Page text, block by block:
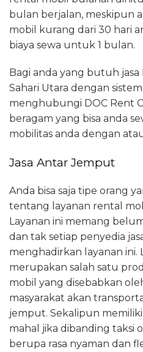
bulan berjalan, meskipun
mobil kurang dari 30 hari
biaya sewa untuk 1 bulan.
Bagi anda yang butuh
Sahari Utara dengan
menghubungi DOC Rent
beragam yang bisa anda
mobilitas anda dengan
Jasa Antar Jemput
Anda bisa saja tipe orang
tentang layanan rental
Layanan ini memang
dan tak setiap penyedia
menghadirkan layanan ini.
merupakan salah satu
mobil yang disebabkan
masyarakat akan
jemput. Sekalipun
mahal jika dibanding taksi
berupa rasa nyaman dan